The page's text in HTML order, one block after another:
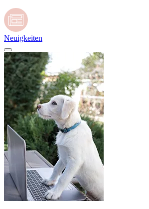
Neuigkeiten